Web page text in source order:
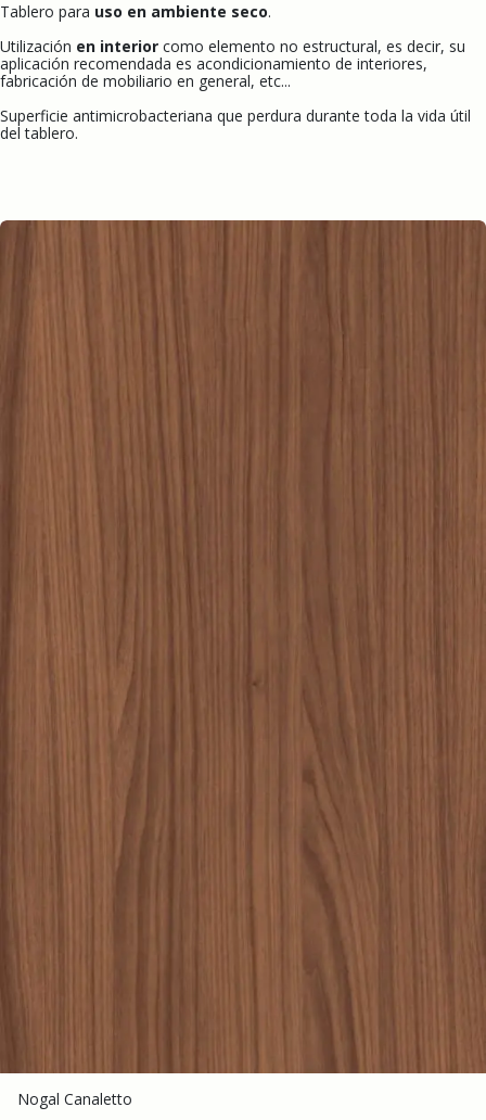
Tablero para uso en ambiente seco.
Utilización en interior como elemento no estructural, es decir, su
aplicación recomendada es acondicionamiento de interiores,
fabricación de mobiliario en general, etc...
Superficie antimicrobacteriana que perdura durante toda la vida útil
del tablero.
Nogal Canaletto